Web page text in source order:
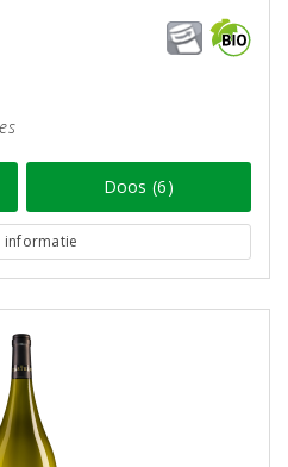
Doos (6)
informatie